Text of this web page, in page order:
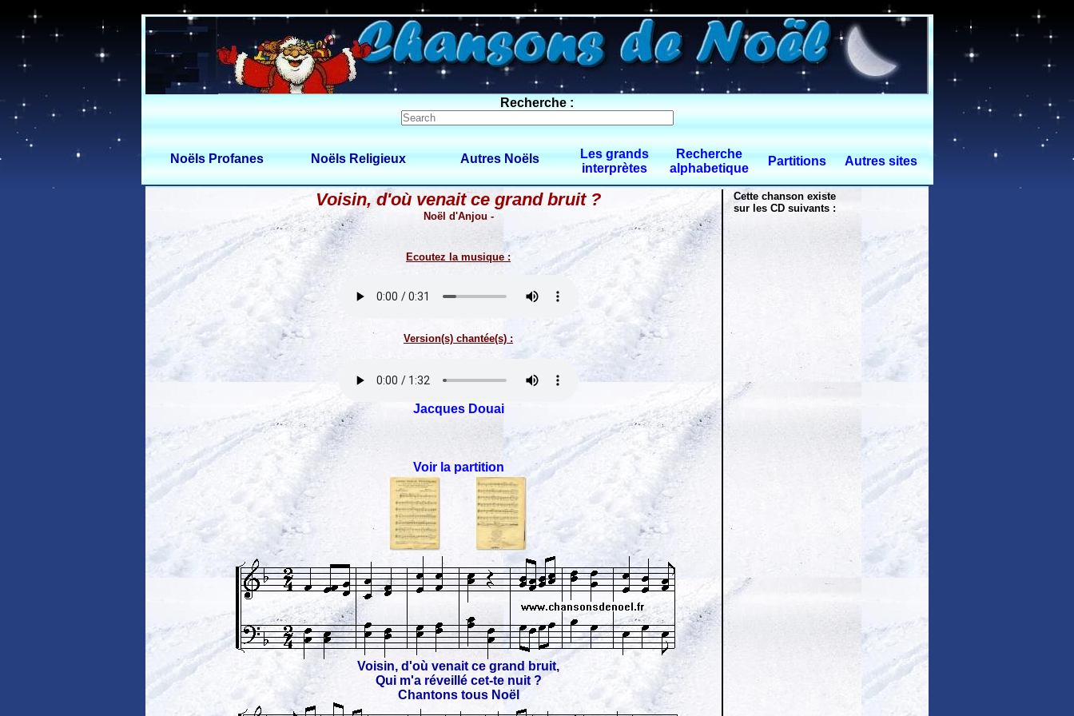
0 $limitbot 1 $limittot 2
Recherche :
Noëls Profanes Noëls Religieux Autres Noëls
Les grands
interprètes
Recherche
alphabetique
Partitions Autres sites
Voisin, d'où venait ce grand bruit ?
Noël d'Anjou -
Ecoutez la musique :
Version(s) chantée(s) :
Jacques Douai
Voir la partition
Voisin, d'où venait ce grand bruit,
Qui m'a réveillé cet-te nuit ?
Chantons tous Noël
Cette chanson existe
sur les CD suivants :